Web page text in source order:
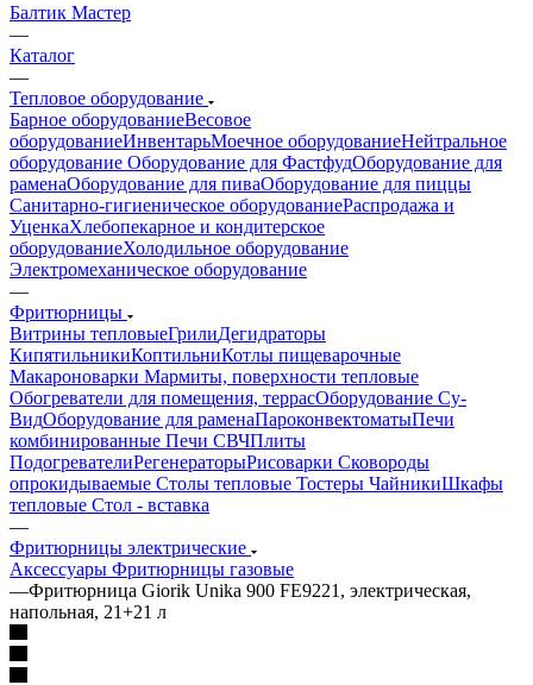
Балтик Мастер
—
Каталог
—
Тепловое оборудование
Барное оборудованиеВесовое
оборудованиеИнвентарьМоечное оборудованиеНейтральное
оборудование Оборудование для ФастфудОборудование для
раменаОборудование для пиваОборудование для пиццы
Санитарно-гигиеническое оборудованиеРаспродажа и
УценкаХлебопекарное и кондитерское
оборудованиеХолодильное оборудование
Электромеханическое оборудование
—
Фритюрницы
Витрины тепловыеГрилиДегидраторы
КипятильникиКоптильниКотлы пищеварочные
Макароноварки Мармиты, поверхности тепловые
Обогреватели для помещения, террасОборудование Су-
BидОборудование для раменаПароконвектоматыПечи
комбинированные Печи СВЧПлиты
ПодогревателиРегенераторыРисоварки Сковороды
опрокидываемые Столы тепловые Тостеры ЧайникиШкафы
тепловые Стол - вставка
—
Фритюрницы электрические
Аксессуары Фритюрницы газовые
—Фритюрница Giorik Unika 900 FE9221, электрическая,
напольная, 21+21 л